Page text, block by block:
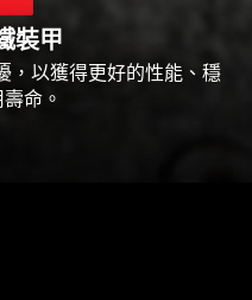
裝甲
，以獲得更好的性能、穩
命。